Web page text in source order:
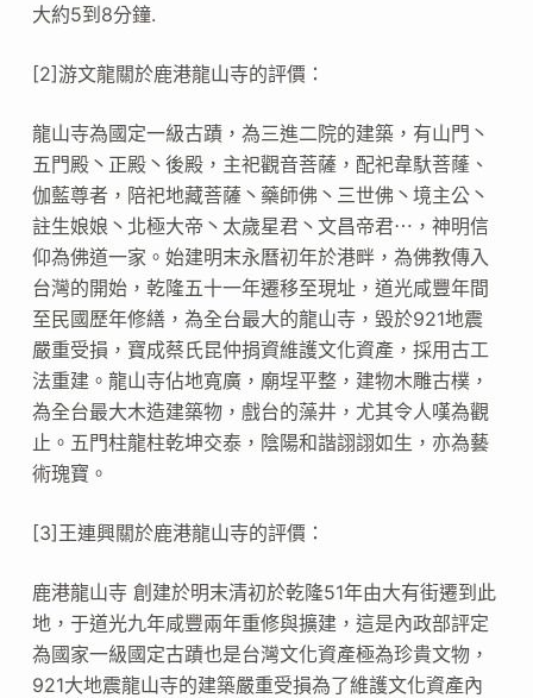
大約5到8分鐘.
[2]游文龍關於鹿港龍山寺的評價：
龍山寺為國定一級古蹟，為三進二院的建築，有山門丶
五門殿丶正殿丶後殿，主祀觀音菩薩，配祀韋馱菩蕯、
伽藍尊者，陪祀地藏菩薩丶藥師佛丶三世佛丶境主公丶
註生娘娘丶北極大帝丶太歲星君丶文昌帝君⋯，神明信
仰為佛道一家。始建明末永曆初年於港畔，為佛教傳入
台灣的開始，乾隆五十一年遷移至現址，道光咸豐年間
至民國歷年修繕，為全台最大的龍山寺，毀於921地震
嚴重受損，寶成蔡氏昆仲捐資維護文化資產，採用古工
法重建。龍山寺佔地寬廣，廟埕平整，建物木雕古樸，
為全台最大木造建築物，戲台的藻井，尤其令人嘆為觀
止。五門柱龍柱乾坤交泰，陰陽和諧詡詡如生，亦為藝
術瑰寶。
[3]王連興關於鹿港龍山寺的評價：
鹿港龍山寺 創建於明末清初於乾隆51年由大有街遷到此
地，于道光九年咸豐兩年重修與擴建，這是內政部評定
為國家一級國定古蹟也是台灣文化資產極為珍貴文物，
921大地震龍山寺的建築嚴重受損為了維護文化資產內